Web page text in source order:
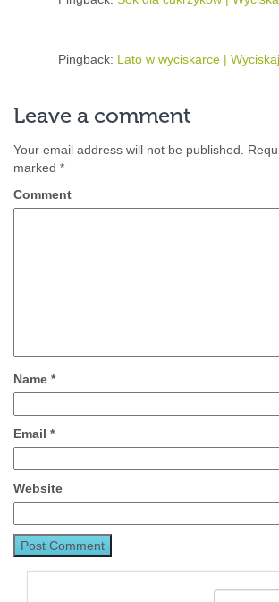
Pingback: Lato w wyciskarce |
Leave a comment
Your email address will not be published.
marked *
Comment
Name *
Email *
Website